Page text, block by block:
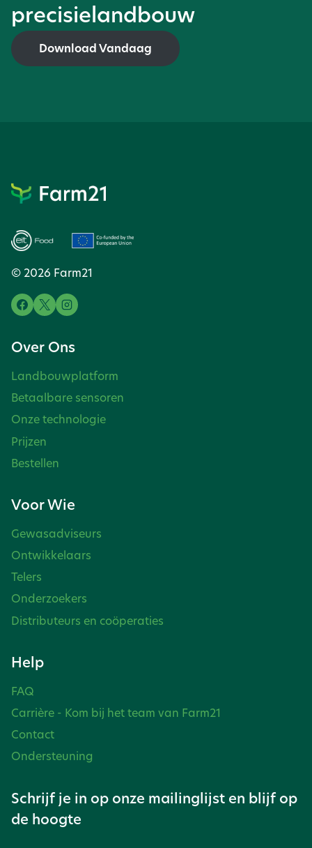
precisielandbouw
Download Vandaag
© 2026 Farm21
Over Ons
Landbouwplatform
Betaalbare sensoren
Onze technologie
Prijzen
Bestellen
Voor Wie
Gewasadviseurs
Ontwikkelaars
Telers
Onderzoekers
Distributeurs en coöperaties
Help
FAQ
Carrière - Kom bij het team van Farm21
Contact
Ondersteuning
Schrijf je in op onze mailinglijst en blijf op
de hoogte